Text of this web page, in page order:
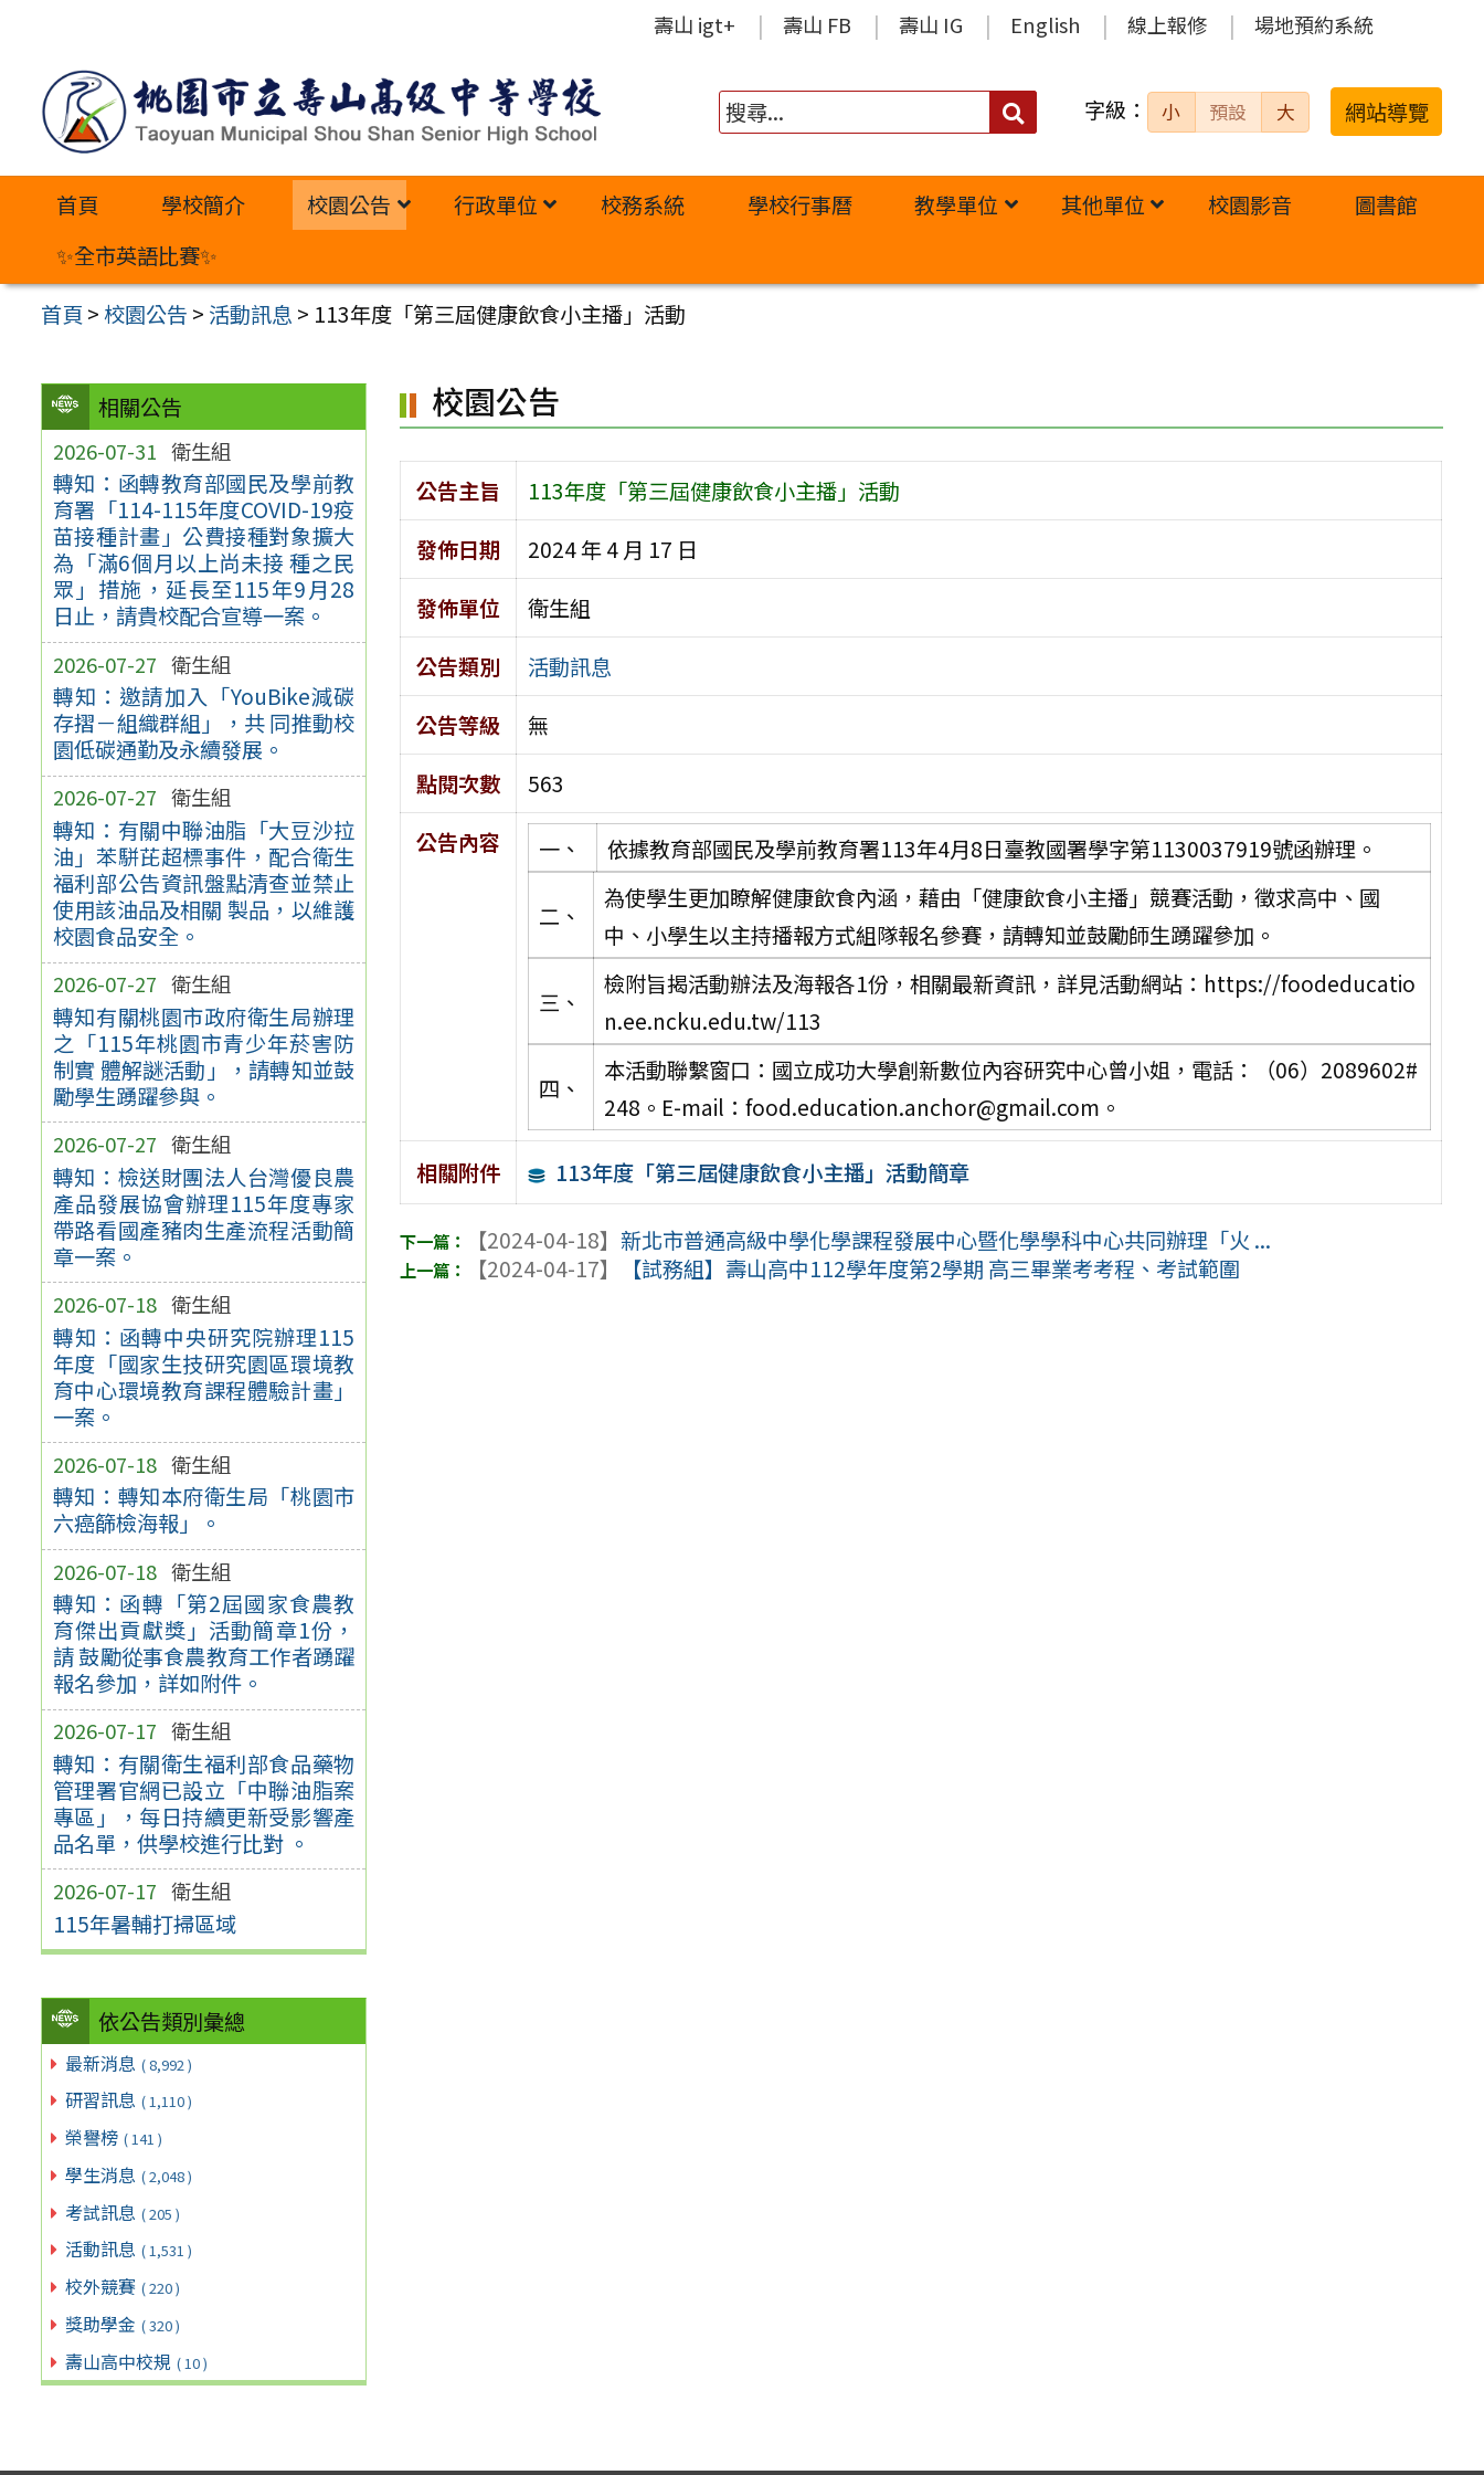
內
壽山 igt+ 壽山 FB 壽山 IG English 線上報修 場地預約系統
搜
字級： 小 預設 大 網站導覽
首頁 學校簡介 校園公告 行政單位 校務系統 學校行事曆 教學單位 其他單位 校園影音
圖書館
✨全市英語比賽✨
首頁 >校園公告 > 活動訊息 > 113年度「第三屆健康飲食小主播」活動
相關公告
2026-07-31 衛生組
轉知：函轉教育部國民及學前教
育署「114-115年度COVID-19疫
苗接種計畫」公費接種對象擴大
為「滿6個月以上尚未接 種之民
眾」措施，延長至115年9月28
日止，請貴校配合宣導一案。
2026-07-27 衛生組
轉知：邀請加入「YouBike減碳
存摺－組織群組」，共 同推動校
園低碳通勤及永續發展。
2026-07-27 衛生組
轉知：有關中聯油脂「大豆沙拉
油」苯駢芘超標事件，配合衛生
福利部公告資訊盤點清查並禁止
使用該油品及相關 製品，以維護
校園食品安全。
2026-07-27 衛生組
轉知有關桃園市政府衛生局辦理
之「115年桃園市青少年菸害防
制實 體解謎活動」，請轉知並鼓
勵學生踴躍參與。
2026-07-27 衛生組
轉知：檢送財團法人台灣優良農
產品發展協會辦理115年度專家
帶路看國產豬肉生產流程活動簡
章一案。
2026-07-18 衛生組
轉知：函轉中央研究院辦理115
年度「國家生技研究園區環境教
育中心環境教育課程體驗計畫」
一案。
2026-07-18 衛生組
轉知：轉知本府衛生局「桃園市
六癌篩檢海報」。
2026-07-18 衛生組
轉知：函轉「第2屆國家食農教
育傑出貢獻獎」活動簡章1份，
請 鼓勵從事食農教育工作者踴躍
報名參加，詳如附件。
2026-07-17 衛生組
轉知：有關衛生福利部食品藥物
管理署官網已設立「中聯油脂案
專區」，每日持續更新受影響產
品名單，供學校進行比對 。
2026-07-17 衛生組
115年暑輔打掃區域
依公告類別彙總
最新消息 ( 8,992 )
研習訊息 ( 1,110 )
榮譽榜 ( 141 )
學生消息 ( 2,048 )
考試訊息 ( 205 )
活動訊息 ( 1,531 )
校外競賽 ( 220 )
獎助學金 ( 320 )
壽山高中校規 ( 10 )
校園公告
公告主旨
113年度「第三屆健康飲食小主播」活動
發佈日期
2024 年 4 月 17 日
發佈單位
衛生組
公告類別
活動訊息
公告等級
無
點閱次數
563
公告內容
一、 依據教育部國民及學前教育署113年4月8日臺教國署學字第1130037919號函辦理。
二、
為使學生更加瞭解健康飲食內涵，藉由「健康飲食小主播」競賽活動，徵求高中、國
中、小學生以主持播報方式組隊報名參賽，請轉知並鼓勵師生踴躍參加。
三、
檢附旨揭活動辦法及海報各1份，相關最新資訊，詳見活動網站：https://foodeducatio
n.ee.ncku.edu.tw/113
四、
本活動聯繫窗口：國立成功大學創新數位內容研究中心曾小姐，電話：（06）2089602#
248。E-mail：food.education.anchor@gmail.com。
相關附件 113年度「第三屆健康飲食小主播」活動簡章
【2024-04-18】 新北市普通高級中學化學課程發展中心暨化學學科中心共同辦理「火 ...
【2024-04-17】
【試務組】壽山高中112學年度第2學期 高三畢業考考程、考試範圍